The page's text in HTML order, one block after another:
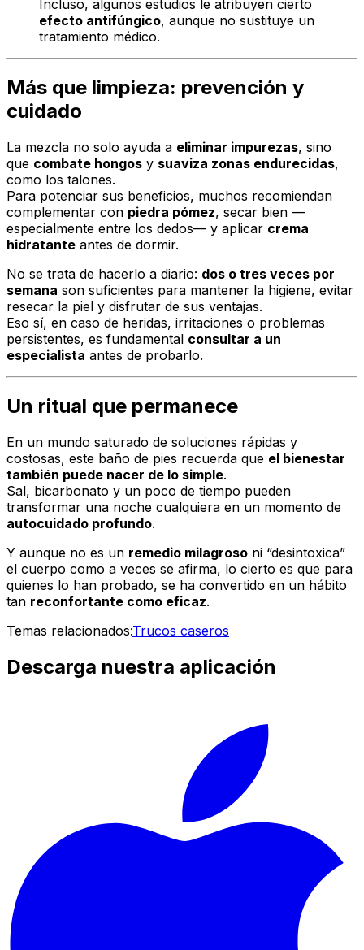
Incluso, algunos estudios le atribuyen cierto
efecto antifúngico, aunque no sustituye un
tratamiento médico.
Más que limpieza: prevención y
cuidado
La mezcla no solo ayuda a eliminar impurezas, sino
que combate hongos y suaviza zonas endurecidas,
como los talones.
Para potenciar sus beneficios, muchos recomiendan
complementar con piedra pómez, secar bien —
especialmente entre los dedos— y aplicar crema
hidratante antes de dormir.
No se trata de hacerlo a diario: dos o tres veces por
semana son suficientes para mantener la higiene, evitar
resecar la piel y disfrutar de sus ventajas.
Eso sí, en caso de heridas, irritaciones o problemas
persistentes, es fundamental consultar a un
especialista antes de probarlo.
Un ritual que permanece
En un mundo saturado de soluciones rápidas y
costosas, este baño de pies recuerda que el bienestar
también puede nacer de lo simple.
Sal, bicarbonato y un poco de tiempo pueden
transformar una noche cualquiera en un momento de
autocuidado profundo.
Y aunque no es un remedio milagroso ni “desintoxica”
el cuerpo como a veces se afirma, lo cierto es que para
quienes lo han probado, se ha convertido en un hábito
tan reconfortante como eficaz.
Temas relacionados:Trucos caseros
Descarga nuestra aplicación